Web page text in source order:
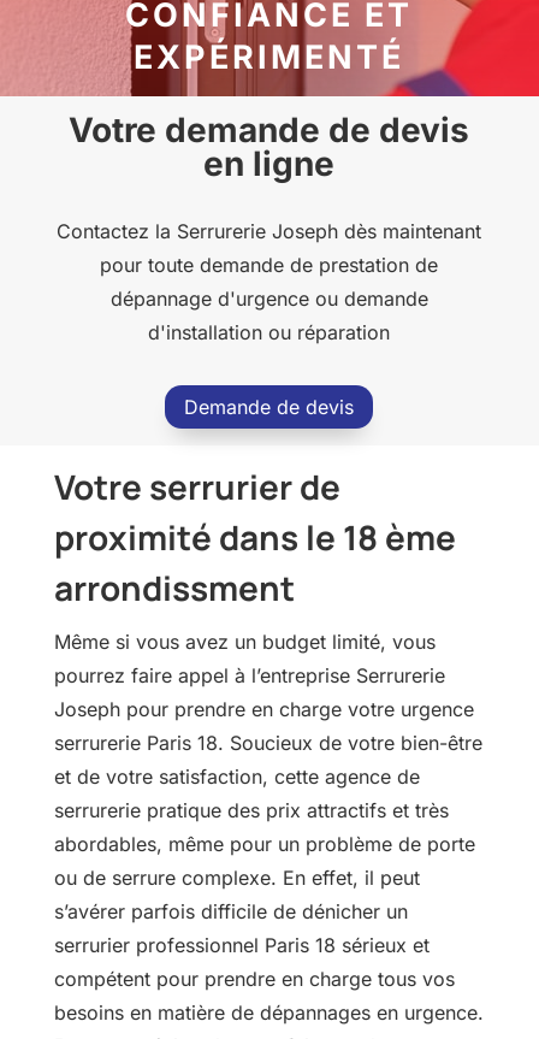
CONFIANCE ET
EXPÉRIMENTÉ
Votre demande de devis
en ligne
Contactez la Serrurerie Joseph dès maintenant
pour toute demande de prestation de
dépannage d'urgence ou demande
d'installation ou réparation
Demande de devis
Votre serrurier de
proximité dans le 18 ème
arrondissment
Même si vous avez un budget limité, vous
pourrez faire appel à l’entreprise Serrurerie
Joseph pour prendre en charge votre urgence
serrurerie Paris 18. Soucieux de votre bien-être
et de votre satisfaction, cette agence de
serrurerie pratique des prix attractifs et très
abordables, même pour un problème de porte
ou de serrure complexe. En effet, il peut
s’avérer parfois difficile de dénicher un
serrurier professionnel Paris 18 sérieux et
compétent pour prendre en charge tous vos
besoins en matière de dépannages en urgence.